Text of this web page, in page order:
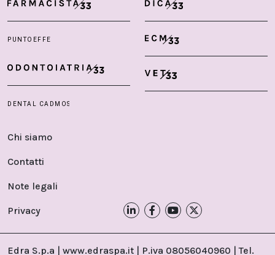
Chi siamo
Contatti
Note legali
Privacy
Edra S.p.a | www.edraspa.it | P.iva 08056040960 | Tel.